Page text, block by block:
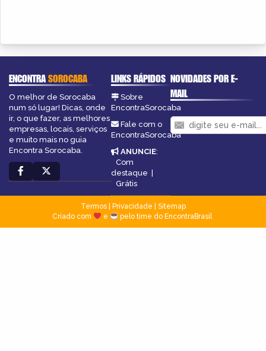
ENCONTRASOROCABA
O melhor de Sorocaba
num só lugar! Dicas, onde
ir, o que fazer, as melhores
empresas, locais, serviços
e muito mais no guia
Encontra Sorocaba.
LINKS RÁPIDOS
Sobre
EncontraSorocaba
Fale com o
EncontraSorocaba
ANUNCIE:
Com
destaque |
Grátis
NOVIDADES POR E-
MAIL
Termos| Privacidade
Sitemap
Criado com
e pelo time do EncontraBrasil